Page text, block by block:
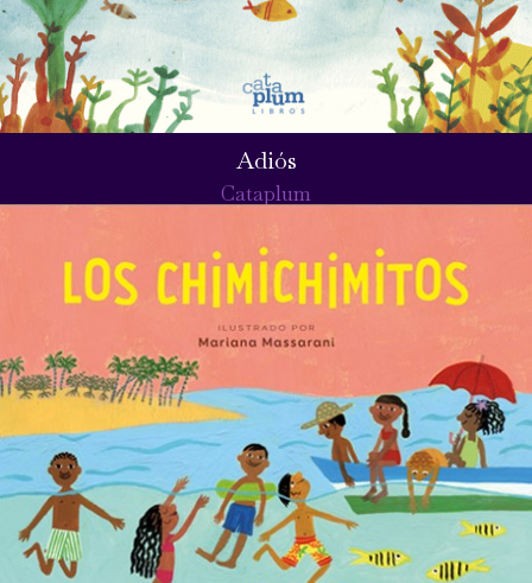
Adiós
Cataplum